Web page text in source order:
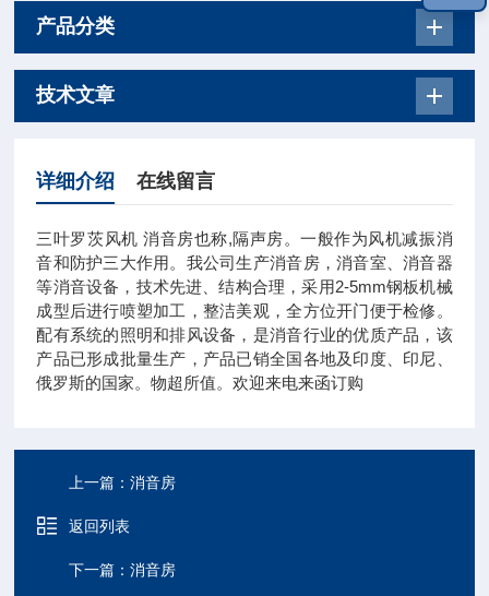
产品分类
技术文章
详细介绍 在线留言
三叶罗茨风机 消音房也称,隔声房。一般作为风机减振消
音和防护三大作用。我公司生产消音房，消音室、消音器
等消音设备，技术先进、结构合理，采用2-5mm钢板机械
成型后进行喷塑加工，整洁美观，全方位开门便于检修。
配有系统的照明和排风设备，是消音行业的优质产品，该
产品已形成批量生产，产品已销全国各地及印度、印尼、
俄罗斯的国家。物超所值。欢迎来电来函订购
上一篇：消音房
返回列表
下一篇：消音房